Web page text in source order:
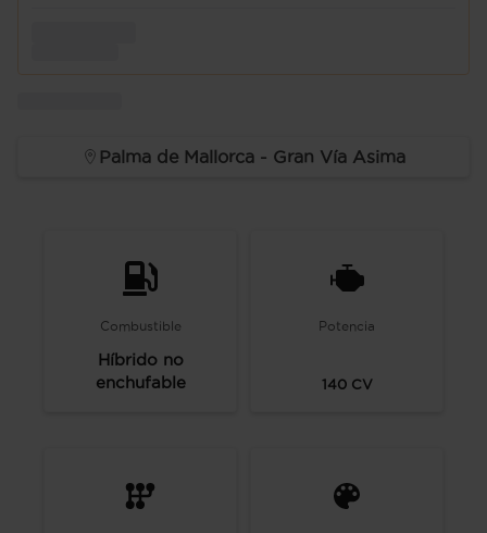
Palma de Mallorca - Gran Vía Asima
Combustible
Híbrido no
enchufable
Potencia
140CV